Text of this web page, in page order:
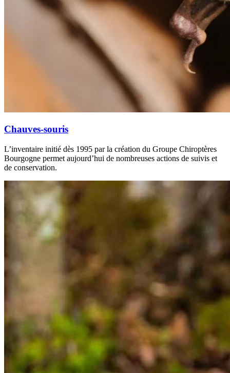
Chauves-souris
L’inventaire initié dès 1995 par la création du Groupe Chiroptères
Bourgogne permet aujourd’hui de nombreuses actions de suivis et
de conservation.